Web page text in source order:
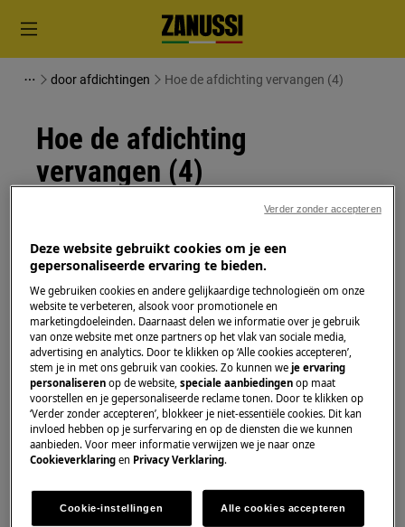
door afdichtingen Hoe de afdichting vervangen (4)
Hoe de afdichting
vervangen (4)
Schakel het apparaat uit en trek de stekker uit het
stopcontact
voordat je met
onderhoudswerkzaamhedenbegint.
Wees altijd voorzichtig bij het verplaatsen van
apparaten, voor zware apparaten zijn twee
personen nodig om het te verplaatsen.
Gebruik altijd veiligheidshandschoenen en gesloten
schoeisel.
Houd er rekening mee dat zelfreparatie of niet-
professionele reparatie gevolgen kan hebben voor
de veiligheid als deze niet correct wordt uitgevoerd.
Deze website gebruikt cookies om je een
gepersonaliseerde ervaring te bieden.
We gebruiken cookies en andere gelijkaardige technologieën om onze
website te verbeteren, alsook voor promotionele en
marketingdoeleinden. Daarnaast delen we informatie over je gebruik
van onze website met onze partners op het vlak van sociale media,
advertising en analytics. Door te klikken op ‘Alle cookies accepteren’,
stem je in met ons gebruik van cookies. Zo kunnen weje ervaring
personaliseren op de website,speciale aanbiedingen op maat
voorstellen en je gepersonaliseerde reclame tonen. Door te klikken op
‘Verder zonder accepteren’, blokkeer je niet-essentiële cookies. Dit kan
invloed hebben op je surfervaring en op de diensten die we kunnen
aanbieden. Voor meer informatie verwijzen we je naar onze
Cookieverklaring en Privacy Verklaring.
Cookie-instellingen Alle cookies accepteren
Verder zonder accepteren